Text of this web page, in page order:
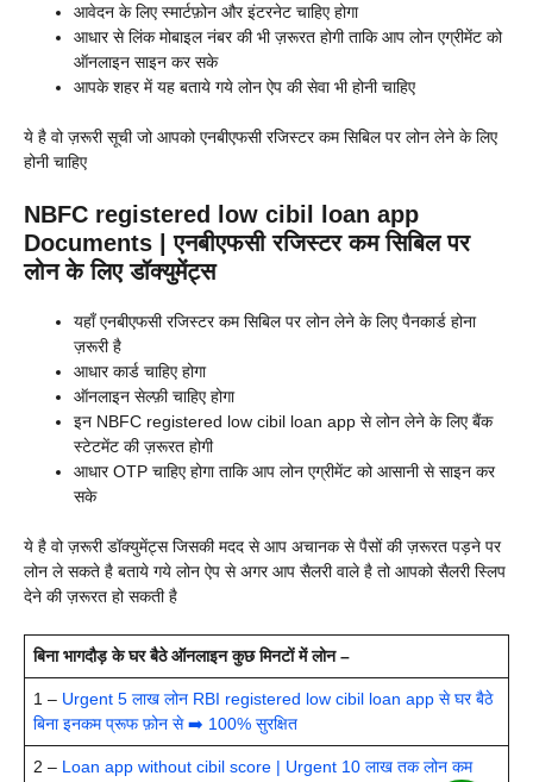
आवेदन के लिए स्मार्टफ़ोन और इंटरनेट चाहिए होगा
आधार से लिंक मोबाइल नंबर की भी ज़रूरत होगी ताकि आप लोन एग्रीमेंट को
ऑनलाइन साइन कर सके
आपके शहर में यह बताये गये लोन ऐप की सेवा भी होनी चाहिए
ये है वो ज़रूरी सूची जो आपको एनबीएफसी रजिस्टर कम सिबिल पर लोन लेने के लिए
होनी चाहिए
NBFC registered low cibil loan app
Documents | एनबीएफसी रजिस्टर कम सिबिल पर
लोन के लिए डॉक्युमेंट्स
यहाँ एनबीएफसी रजिस्टर कम सिबिल पर लोन लेने के लिए पैनकार्ड होना
ज़रूरी है
आधार कार्ड चाहिए होगा
ऑनलाइन सेल्फ़ी चाहिए होगा
इन NBFC registered low cibil loan app से लोन लेने के लिए बैंक
स्टेटमेंट की ज़रूरत होगी
आधार OTP चाहिए होगा ताकि आप लोन एग्रीमेंट को आसानी से साइन कर
सके
ये है वो ज़रूरी डॉक्युमेंट्स जिसकी मदद से आप अचानक से पैसों की ज़रूरत पड़ने पर
लोन ले सकते है बताये गये लोन ऐप से अगर आप सैलरी वाले है तो आपको सैलरी स्लिप
देने की ज़रूरत हो सकती है
बिना भागदौड़ के घर बैठे ऑनलाइन कुछ मिनटों में लोन –
1 – Urgent 5 लाख लोन RBI registered low cibil loan app से घर बैठे
बिना इनकम प्रूफ फ़ोन से ➡️ 100% सुरक्षित
2 – Loan app without cibil score | Urgent 10 लाख तक लोन कम